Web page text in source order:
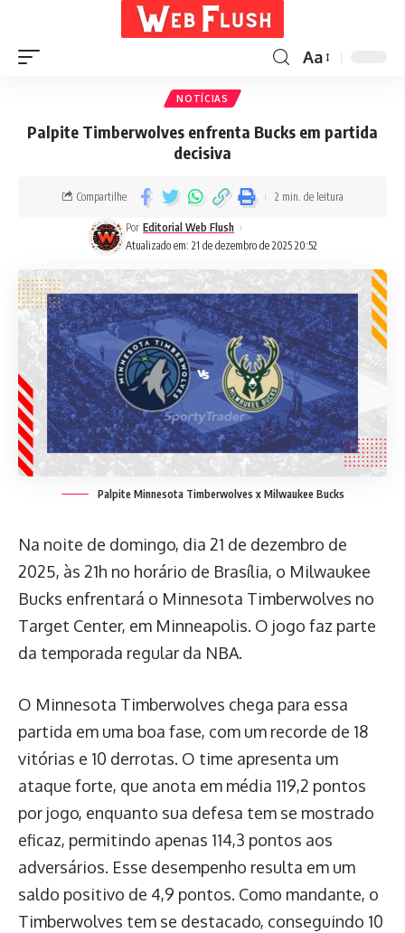
Aa
NOTÍCIAS
Palpite Timberwolves enfrenta Bucks em partida
decisiva
Atualizado em: 21 de dezembro de 2025 20:52
Por Editorial Web Flush
Compartilhe 2 min. de leitura
Palpite Minnesota Timberwolves x Milwaukee Bucks
Na noite de domingo, dia 21 de dezembro de
2025, às 21h no horário de Brasília, o Milwaukee
Bucks enfrentará o Minnesota Timberwolves no
Target Center, em Minneapolis. O jogo faz parte
da temporada regular da NBA.
O Minnesota Timberwolves chega para essa
partida em uma boa fase, com um recorde de 18
vitórias e 10 derrotas. O time apresenta um
ataque forte, que anota em média 119,2 pontos
por jogo, enquanto sua defesa tem se mostrado
eficaz, permitindo apenas 114,3 pontos aos
adversários. Esse desempenho resulta em um
saldo positivo de 4,9 pontos. Como mandante, o
Timberwolves tem se destacado, conseguindo 10